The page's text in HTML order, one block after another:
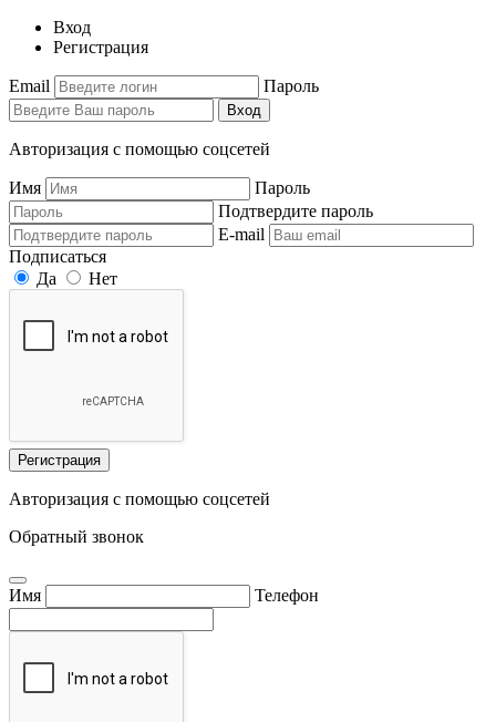
Вход
Регистрация
Email Пароль
Вход
Авторизация с помощью соцсетей
Имя
Пароль
Подтвердите пароль
E-mail
Подписаться
Да
Нет
Регистрация
Авторизация с помощью соцсетей
Обратный звонок
Имя Телефон